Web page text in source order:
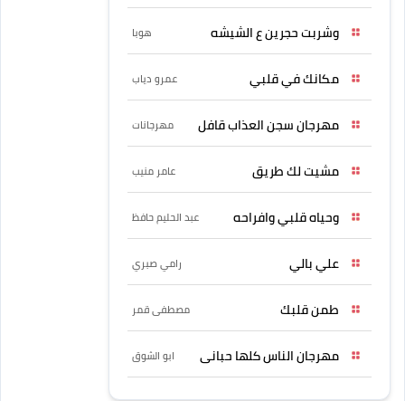
وشربت حجرين ع الشيشه هوبا
مكانك في قلبي عمرو دياب
مهرجان سجن العذاب قافل مهرجانات
مشيت لك طريق عامر منيب
وحياه قلبي وافراحه عبد الحليم حافظ
علي بالي رامي صبري
طمن قلبك مصطفى قمر
مهرجان الناس كلها حبانى ابو الشوق